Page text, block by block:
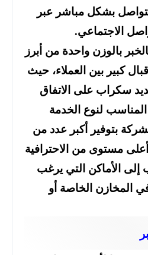
بشكل مباشر عبر
الاجتماعي.
بالوزن واحدة من أبرز
كبير بين العملاء، حيث
سكراب على الاتفاق
لنوع الخدمة
بتوفير أكبر عدد من
مستوى من الاحترافية
إلى الأماكن التي يرغب
المخازن الخاصة أو